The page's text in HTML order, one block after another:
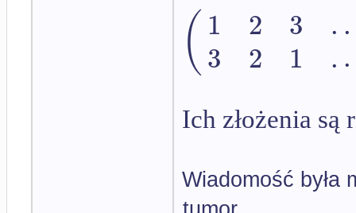
( 1
3
2
2
3
1
..
..
Ich złożenia
Wiadomość była